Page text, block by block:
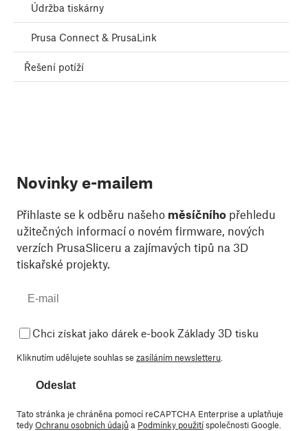
Údržba tiskárny
Prusa Connect & PrusaLink
Řešení potíží
Novinky e-mailem
Přihlaste se k odběru našeho měsíčního přehledu
užitečných informací o novém firmware, nových
verzích PrusaSliceru a zajímavých tipů na 3D
tiskařské projekty.
Chci získat jako dárek e-book Základy 3D tisku
Kliknutím udělujete souhlas se zasíláním newsletteru
Odeslat
Tato stránka je chráněna pomocí reCAPTCHA Enterprise a uplatňuje
tedyOchranu osobních údajůa Podmínky použitíspolečnosti Google.